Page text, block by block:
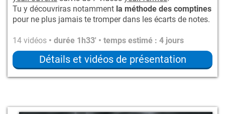
Tu y découvriras notamment la méthode des comptines
pour ne plus jamais te tromper dans les écarts de notes.
14 vidéos • durée 1h33' • temps estimé : 4 jours
Détails et vidéos de présentation